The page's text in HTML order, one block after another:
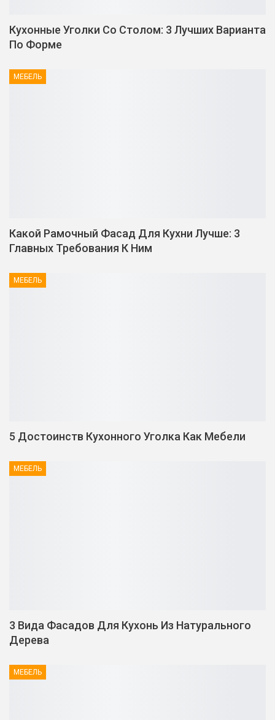
Кухонные Уголки Со Столом: 3 Лучших Варианта
По Форме
МЕБЕЛЬ
Какой Рамочный Фасад Для Кухни Лучше: 3
Главных Требования К Ним
МЕБЕЛЬ
5 Достоинств Кухонного Уголка Как Мебели
МЕБЕЛЬ
3 Вида Фасадов Для Кухонь Из Натурального
Дерева
МЕБЕЛЬ